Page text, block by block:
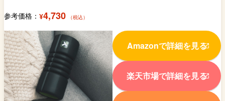
参考価格： ¥4,730 （税込）
Amazonで詳細を見る
楽天市場で詳細を見る